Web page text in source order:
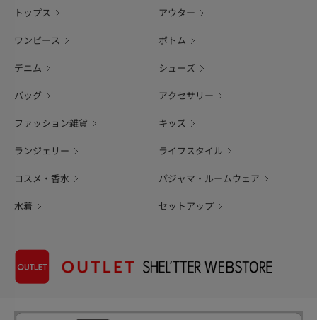
トップス アウター
ワンピース ボトム
デニム シューズ
バッグ アクセサリー
ファッション雑貨 キッズ
ランジェリー ライフスタイル
コスメ・香水 パジャマ・ルームウェア
水着 セットアップ